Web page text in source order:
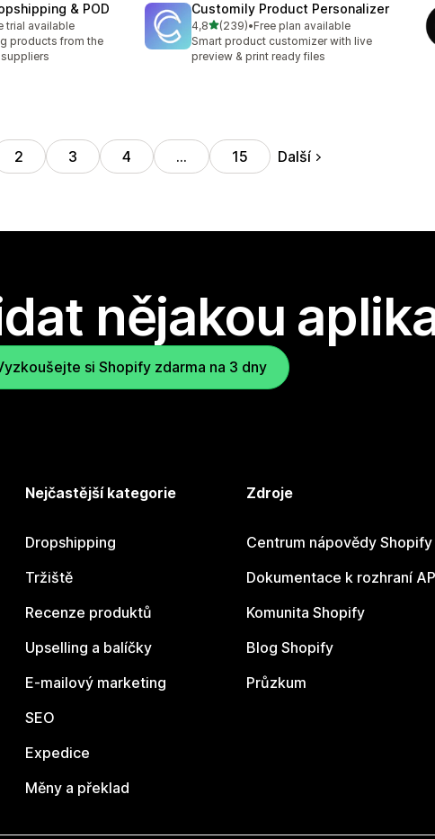
& POD
1247
trial available
products from the
Customily Product Personalizer
4,8z 5 hvězd
(239)
Celkový počet recenzí: 239
•Free plan available
Smart product customizer with live
preview & print ready files
2 3 4 … 15 Další
nějakou
si Shopify zdarma na 3 dny
Nejčastější kategorie
Dropshipping
Tržiště
Recenze produktů
Upselling a balíčky
E-mailový marketing
SEO
Expedice
Měny a překlad
Zdroje
Centrum nápovědy Shopify
Dokumentace k rozhraní
Komunita Shopify
Blog Shopify
Průzkum